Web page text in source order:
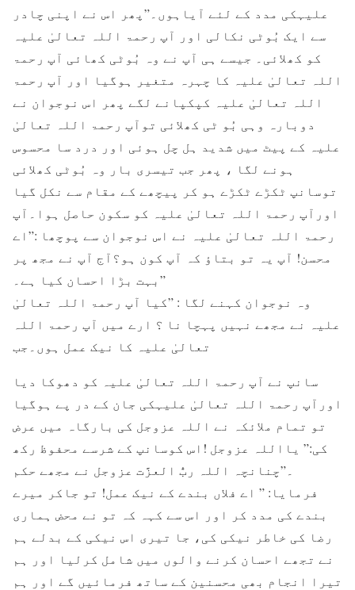
علیہکی مدد کے لئے آیاہوں۔”پھر اس نے اپنی چادر
سے ایک بُوٹی نکالی اور آپ رحمۃ اللہ تعالیٰ علیہ
کو کھلائی۔ جیسے ہی آپ نے وہ بُوٹی کھائی آپ رحمۃ
اللہ تعالیٰ علیہ کا چہرہ متغیر ہوگیا اور آپ رحمۃ
اللہ تعالیٰ علیہ کپکپانے لگے پھر اس نوجوان نے
دوبارہ وہی بُو ٹی کھلائی توآپ رحمۃ اللہ تعالیٰ
علیہ کے پیٹ میں شدید ہل چل ہوئی اور درد سا محسوس
ہونے لگا ، پھر جب تیسری بار وہ بُوٹی کھلائی
توسانپ ٹکڑے ٹکڑے ہو کر پیچھے کے مقام سے نکل گیا
اورآپ رحمۃ اللہ تعالیٰ علیہ کو سکون حاصل ہوا۔آپ
رحمۃ اللہ تعالیٰ علیہ نے اس نوجوان سے پوچھا :”اے
محسن! آپ یہ تو بتاؤ کہ آپ کون ہو؟آج آپ نے مجھ پر
بہت بڑا احسان کیا ہے۔”
وہ نوجوان کہنے لگا : ”کیا آپ رحمۃ اللہ تعالیٰ
علیہ نے مجھے نہیں پہچا نا ؟ ارے میں آپ رحمۃ اللہ
تعالیٰ علیہ کا نیک عمل ہوں۔جب
سانپ نے آپ رحمۃ اللہ تعالیٰ علیہ کو دھوکا دیا
اورآپ رحمۃ اللہ تعالیٰ علیہکی جان کے در پے ہوگیا
تو تمام ملائکہ نے اللہ عزوجل کی بارگاہ میں عرض
کی:” یااللہ عزوجل !اس کوسانپ کے شرسے محفوظ رکھ
۔”چنانچہ اللہ ربُّ العزَّت عزوجل نے مجھے حکم
فرمایا: ” اے فلاں بندے کے نیک عمل! تو جاکر میرے
بندے کی مدد کر اور اس سے کہہ کہ تو نے محض ہماری
رضا کی خاطر نیکی کی، جا تیری اس نیکی کے بدلے ہم
نے تجھے احسان کرنے والوں میں شامل کرلیا اور ہم
تیرا انجام بھی محسنین کے ساتھ فرمائیں گے اور ہم